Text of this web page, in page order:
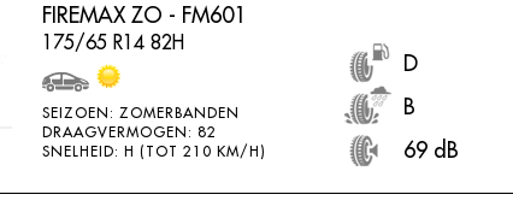
FIREMAX ZO - FM601
175/65 R14 82H
SEIZOEN: ZOMERBANDEN
DRAAGVERMOGEN: 82
SNELHEID: H (TOT 210 KM/H)
D
B
69 dB